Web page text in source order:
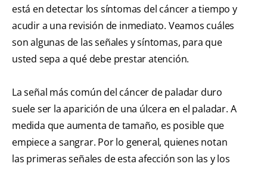
está en detectar los síntomas del cáncer a tiempo y
acudir a una revisión de inmediato. Veamos cuáles
son algunas de las señales y síntomas, para que
usted sepa a qué debe prestar atención.
La señal más común del cáncer de paladar duro
suele ser la aparición de una úlcera en el paladar. A
medida que aumenta de tamaño, es posible que
empiece a sangrar. Por lo general, quienes notan
las primeras señales de esta afección son las y los